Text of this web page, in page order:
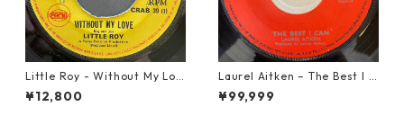
Little Roy - Without My Lov
e【7-21990】
¥12,800
Laurel Aitken ‎– The Best I C
an【7-22012】
¥99,999